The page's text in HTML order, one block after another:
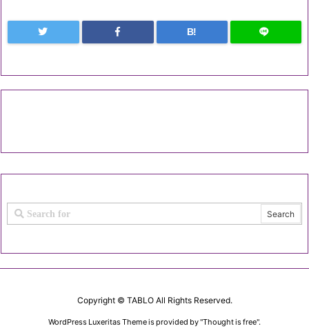
B!
Copyright © TABLOAll Rights Reserved.
WordPress Luxeritas Theme is provided by "Thought is free".